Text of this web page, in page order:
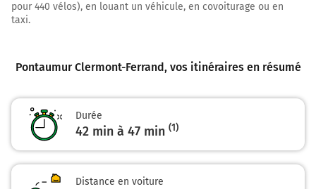
Tourner légèrement à droite sur D941 (Route de la
Continuer D941a (Rue Fontgiève) sur 350 mètres
Tourner légèrement à droite sur Rue Gabriel Péri et
continuer sur 450 mètres
38,7 km
pour 440 vélos), en louant un véhicule, en covoiturage ou en
taxi.
Pontaumur Clermont-Ferrand, vos itinéraires en résumé
Durée
42 min à 47 min (1)
Distance en voiture